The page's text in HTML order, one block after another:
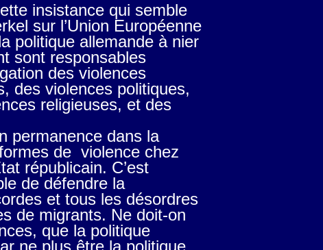
insistance qui semble
sur l’Union Européenne
politique allemande à nier
sont responsables
des violences
des violences politiques,
religieuses, et des
permanence dans la
de violence chez
républicain. C’est
de défendre la
et tous les désordres
de migrants. Ne doit-on
que la politique
ne plus être la politique